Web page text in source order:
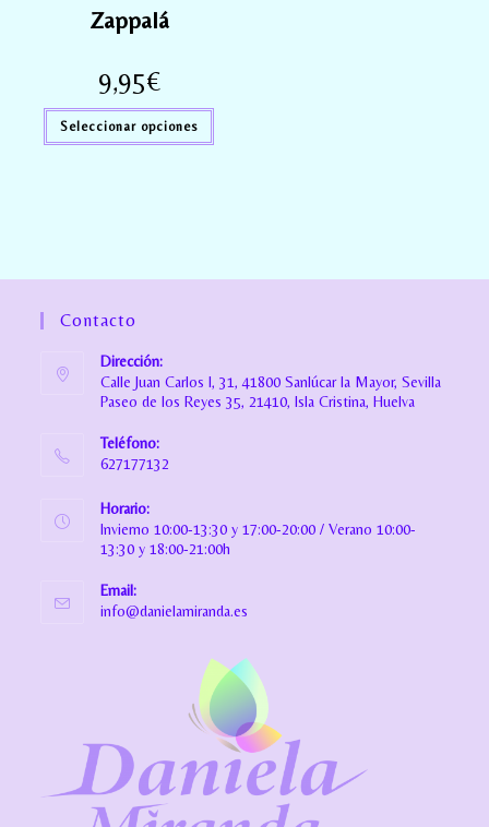
Zappalá
9,95€
Seleccionar opciones
Contacto
Dirección:
Calle Juan Carlos I, 31, 41800 Sanlúcar la Mayor, Sevilla
Paseo de los Reyes 35, 21410, Isla Cristina, Huelva
Teléfono:
627177132
Horario:
Invierno 10:00-13:30 y 17:00-20:00 / Verano 10:00-
13:30 y 18:00-21:00h
Email:
info@danielamiranda.es